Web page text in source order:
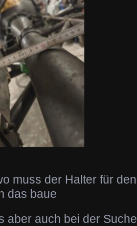
muss der Halter für
das baue
aber auch bei der